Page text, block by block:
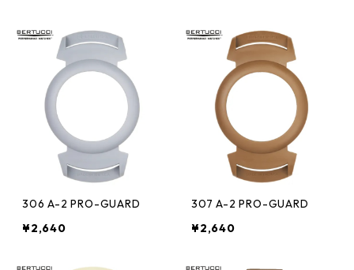
306 A-2 PRO-GUARD
¥2,640
307 A-2 PRO-GUARD
¥2,640